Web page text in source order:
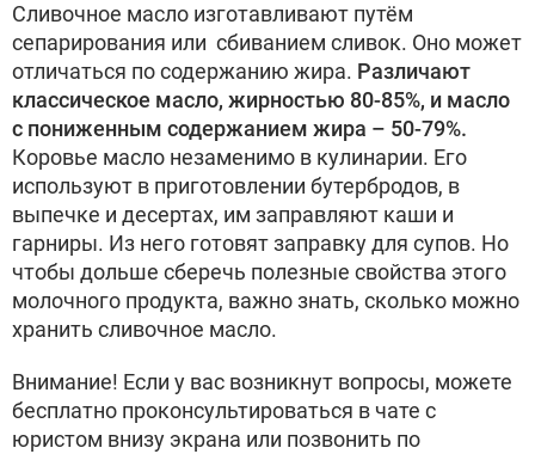
Сливочное масло изготавливают путём
сепарирования или сбиванием сливок. Оно может
отличаться по содержанию жира. Различают
классическое масло, жирностью 80-85%, и масло
с пониженным содержанием жира – 50-79%.
Коровье масло незаменимо в кулинарии. Его
используют в приготовлении бутербродов, в
выпечке и десертах, им заправляют каши и
гарниры. Из него готовят заправку для супов. Но
чтобы дольше сберечь полезные свойства этого
молочного продукта, важно знать, сколько можно
хранить сливочное масло.
Внимание! Если у вас возникнут вопросы, можете
бесплатно проконсультироваться в чате с
юристом внизу экрана или позвонить по